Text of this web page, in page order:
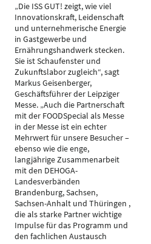
„Die ISS GUT! zeigt, wie viel
Innovationskraft, Leidenschaft
und unternehmerische Energie
in Gastgewerbe und
Ernährungshandwerk stecken.
Sie ist Schaufenster und
Zukunftslabor zugleich“, sagt
Markus Geisenberger,
Geschäftsführer der Leipziger
Messe. „Auch die Partnerschaft
mit der FOODSpecial als Messe
in der Messe ist ein echter
Mehrwert für unsere Besucher –
ebenso wie die enge,
langjährige Zusammenarbeit
mit den DEHOGA-
Landesverbänden
Brandenburg, Sachsen,
Sachsen-Anhalt und Thüringen ,
die als starke Partner wichtige
Impulse für das Programm und
den fachlichen Austausch